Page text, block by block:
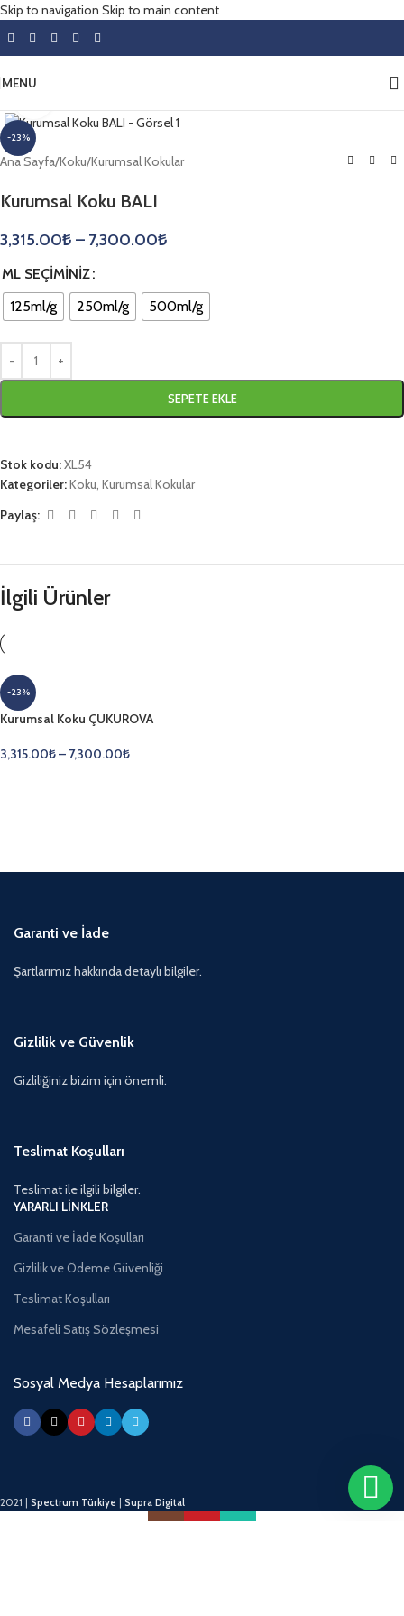
Skip to navigation Skip to main content
MENU
-23%
Ana Sayfa/Koku/Kurumsal Kokular
Kurumsal Koku BALI
3,315.00₺ – 7,300.00₺
ML SEÇIMINIZ
125ml/g
250ml/g 500ml/g
SEPETE EKLE
Stok kodu:XL54
Kategoriler:Koku Kurumsal Kokular
Paylaş:
İlgili Ürünler
-23%
Kurumsal Koku ÇUKUROVA
3,315.00₺– 7,300.00₺
Garanti ve İade
Şartlarımız hakkında detaylı bilgiler.
Gizlilik ve Güvenlik
Gizliliğiniz bizim için önemli.
Teslimat Koşulları
Teslimat ile ilgili bilgiler.
YARARLI LİNKLER
Garanti ve İade Koşulları
Gizlilik ve Ödeme Güvenliği
Teslimat Koşulları
Mesafeli Satış Sözleşmesi
Sosyal Medya Hesaplarımız
2021 | Spectrum Türkiye | Supra Digital